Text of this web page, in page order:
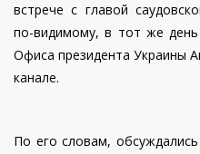
встрече с главой
по-видимому, в тот же
Офиса президента Украины
канале.
По его словам,